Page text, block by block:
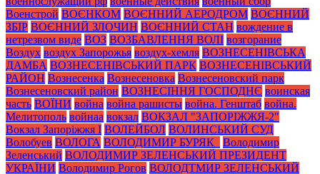
Военстрой ВОЄНКОМ ВОЄННИЙ АЕРОДРОМ ВОЄННИЙ
ЗБІР ВОЄННИЙ ЗЛОЧИН ВОЄННИЙ СТАН вождение в
нетрезвом виде ВОЗ ВОЗБАВЛЕННЯ ВОЛІ возгорание
Воздух воздух Запорожья воздух-хемля ВОЗНЕСЕНІВСЬКА
ДАМБА ВОЗНЕСЕНІВСЬКИЙ ПАРК ВОЗНЕСЕНІВСЬКИЙ
РАЙОН Вознесенка Вознесеновка Вознесеновский парк
Вознесеновский район ВОЗНЕСІННЯ ГОСПОДНЄ воинская
часть ВОЇНИ война война рашисты война. Генштаб война.
Мелитополь войнаа вокзал ВОКЗАЛ "ЗАПОРІЖЖЯ-2"
Вокзал Запоріжжя І ВОЛЕЙБОЛ ВОЛИНСЬКИЙ СУД
Волобуев ВОЛОГА ВОЛОДИМИР БУРЯК_
Володимир
Зеленський ВОЛОДИМИР ЗЕЛЕНСЬКИЙ ПРЕЗИДЕНТ
УКРАЇНИ Володимир Рогов ВОЛОДТМИР ЗЕЛЕНСЬКИЙ